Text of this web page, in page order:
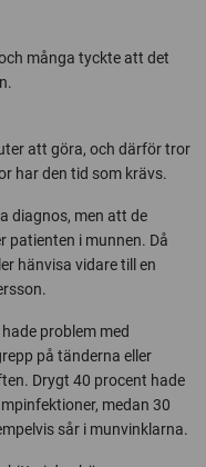
många tyckte att det
att göra, och därför tror
har den tid som krävs.
diagnos, men att de
patienten i munnen. Då
hänvisa vidare till en
problem med
på tänderna eller
Drygt 40 procent hade
medan 30
sår i munvinklarna.